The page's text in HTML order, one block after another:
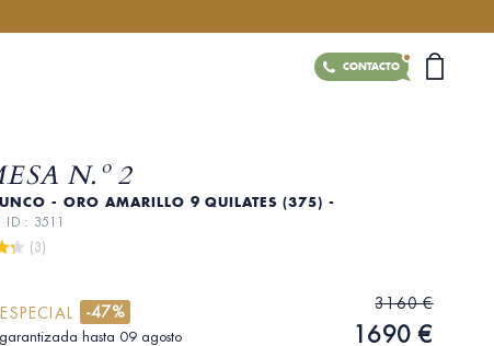
CONTACTO
N.º 2
- ORO AMARILLO 9 QUILATES (375) -
ID : 3511
(3)
-47%
hasta 09 agosto
3160 €
1690 €